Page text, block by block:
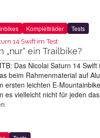
Kompletträder Tests
14 Swift im Test:
„nur“ ein Trailbike?
Das Nicolai Saturn 14
beim Rahmenmaterial auf
ersten leichten E-
es vielleicht nicht für jeden